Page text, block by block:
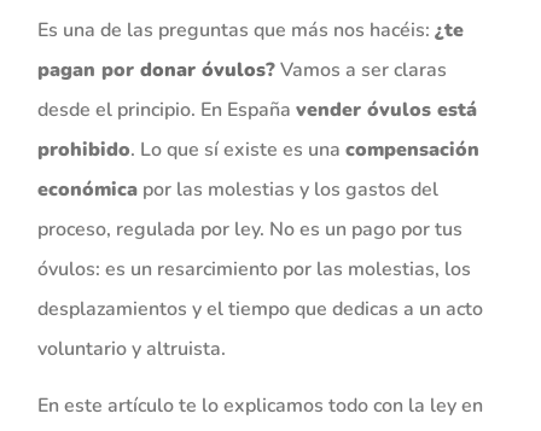
Es una de las preguntas que más nos hacéis: ¿te
pagan por donar óvulos?Vamos a ser claras
desde el principio. En España vender óvulos está
prohibido. Lo que sí existe es una compensación
económica por las molestias y los gastos del
proceso, regulada por ley. No es un pago por tus
óvulos: es un resarcimiento por las molestias, los
desplazamientos y el tiempo que dedicas a un acto
voluntario y altruista.
En este artículo te lo explicamos todo con la ley en